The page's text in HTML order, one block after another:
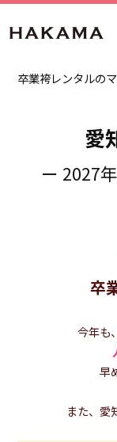
卒業袴レンタルの
愛
ー 2027
卒
今年も
早
また、愛